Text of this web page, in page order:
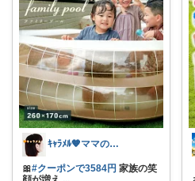
ｷｬﾗﾒﾙ🧡ママのかわいい×ラク育児✼
🎀#クーポンで3584円 家族の笑